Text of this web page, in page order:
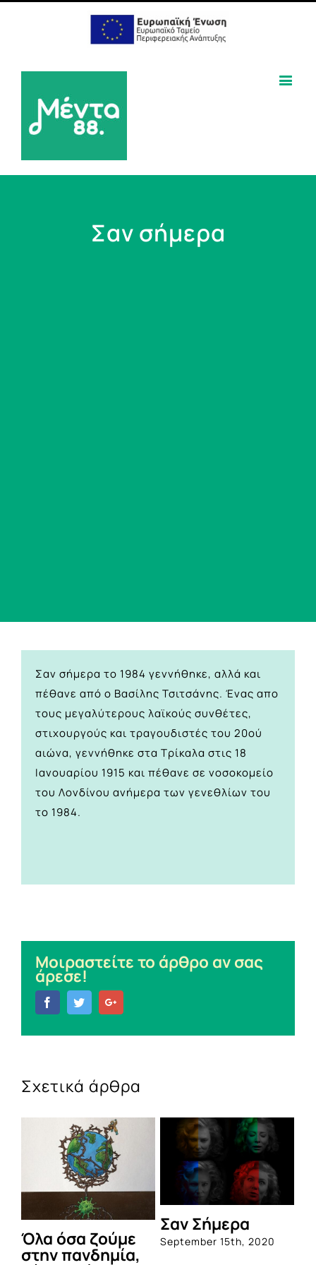
Σαν σήμερα
Σαν σήμερα το 1984 γεννήθηκε, αλλά και
πέθανε από ο Βασίλης Τσιτσάνης. Ένας απο
τους μεγαλύτερους λαϊκούς συνθέτες,
στιχουργούς και τραγουδιστές του 20ού
αιώνα, γεννήθηκε στα Τρίκαλα στις 18
Ιανουαρίου 1915 και πέθανε σε νοσοκομείο
του Λονδίνου ανήμερα των γενεθλίων του
το 1984.
Μοιραστείτε το άρθρο αν σας
άρεσε!
FacebookTwitter
Σχετικά άρθρα
Όλα όσα ζούμε
στην πανδημία,
Σαν Σήμερα
September 15th, 2020